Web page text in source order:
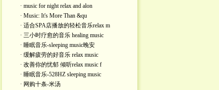
· music for night relax and alon
· Music: It's More Than &qu
· 适合SPA店播放的轻松音乐relax m
· 三小时疗愈的音乐 healing music
· 睡眠音乐-sleeping music晚安
· 缓解疲劳的好音乐 relax music
· 改善你的忧郁 倾听relax music f
· 睡眠音乐-528HZ sleeping music
· 网购十条-米汤